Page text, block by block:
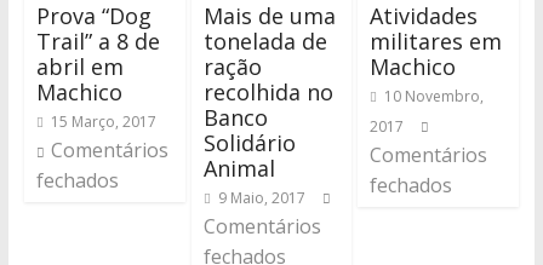
Prova “Dog
Trail” a 8 de
abril em
Machico
15 Março, 2017
Comentários
fechados
Mais de uma
tonelada de
ração
recolhida no
Banco
Solidário
Animal
9 Maio, 2017
Comentários
fechados
Atividades
militares em
Machico
10 Novembro,
2017
Comentários
fechados